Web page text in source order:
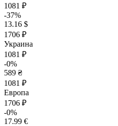
1081 ₽
-37%
13.16 $
1706 ₽
Украина
1081 ₽
-0%
589 ₴
1081 ₽
Европа
1706 ₽
-0%
17.99 €